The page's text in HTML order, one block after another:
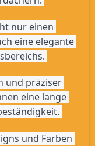
nur einen
eine elegante
und präziser
eine lange
und Farben